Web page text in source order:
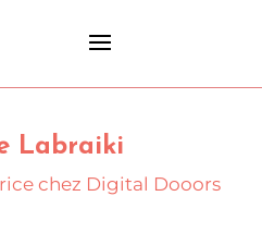
Labraiki
chez Digital Dooors